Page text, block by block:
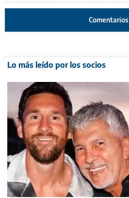
Comentarios
Lo más leído por los socios